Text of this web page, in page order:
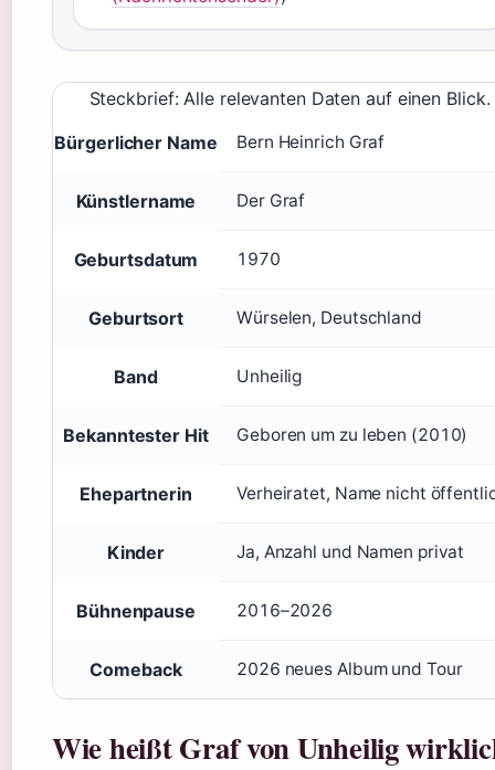
Steckbrief: Alle relevanten Daten auf einen Blick.
Bürgerlicher Name
Bern Heinrich Graf
Künstlername Der Graf
Geburtsdatum 1970
Geburtsort Würselen, Deutschland
Band Unheilig
Bekanntester Hit Geboren um zu leben (2010)
Ehepartnerin Verheiratet, Name nicht
Kinder Ja, Anzahl und Namen privat
Bühnenpause 2016–2026
Comeback 2026 neues Album und Tour
Wie heißt Graf von Unheilig